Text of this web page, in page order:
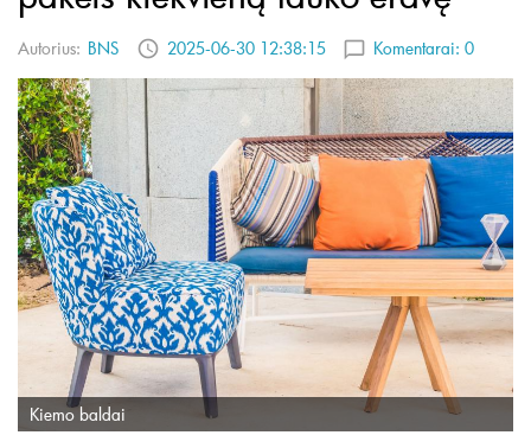
Autorius: BNS 2025-06-30 12:38:15 Komentarai: 0
Kiemo baldai